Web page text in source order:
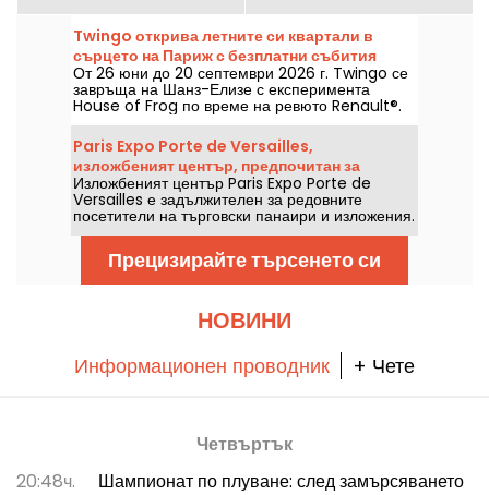
Twingo открива летните си квартали в
сърцето на Париж с безплатни събития
(изложба, стендъп, диджей сетове...)
От 26 юни до 20 септември 2026 г. Twingo се
завръща на Шанз-Елизе с експеримента
House of Frog по време на ревюто Renault®.
Програмата включва: имерсивна изложба,
стендъп, DJ сетове, дискусии, както и други
активности и забавления. Входът е свободен и
безплатен, с предварителна регистрация за
достъп до събитията (линкът в статията).
Paris Expo Porte de Versailles,
изложбеният център, предпочитан за
големи търговски панаири
Изложбеният център Paris Expo Porte de
Versailles е задължителен за редовните
посетители на търговски панаири и изложения.
Той е вторият по големина изложбен център
във Франция и е домакин както на големите
събития, които се очакват в столицата, така и
на XXL изложения.
Прецизирайте търсенето си
НОВИНИ
Информационен проводник + Чете
Четвъртък
20:48ч.
Шампионат по плуване: след замърсяването